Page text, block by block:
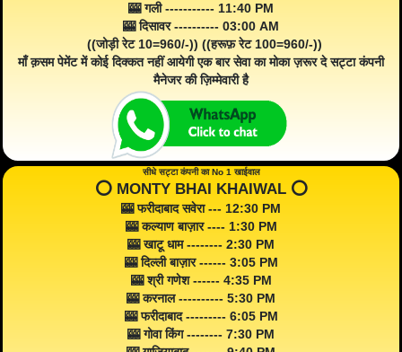
🎰 गली ----------- 11:40 PM
🎰 दिसावर ---------- 03:00 AM
((जोड़ी रेट 10=960/-)) ((हरूफ़ रेट 100=960/-))
माँ क़सम पेमेंट में कोई दिक्कत नहीं आयेगी एक बार सेवा का मोका ज़रूर दे सट्टा कंपनी
मैनेजर की ज़िम्मेवारी है
सीधे सट्टा कंपनी का No 1 खाईवाल
⭕️ MONTY BHAI KHAIWAL ⭕️
🎰 फरीदाबाद सवेरा --- 12:30 PM
🎰 कल्याण बाज़ार ---- 1:30 PM
🎰 खाटू धाम -------- 2:30 PM
🎰 दिल्ली बाज़ार ------ 3:05 PM
🎰 श्री गणेश ------ 4:35 PM
🎰 करनाल ---------- 5:30 PM
🎰 फरीदाबाद --------- 6:05 PM
🎰 गोवा किंग -------- 7:30 PM